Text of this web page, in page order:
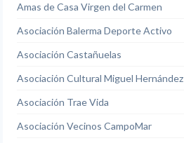
Amas de Casa Virgen del Carmen
Asociación Balerma Deporte Activo
Asociación Castañuelas
Asociación Cultural Miguel Hernández
Asociación Trae Vida
Asociación Vecinos CampoMar